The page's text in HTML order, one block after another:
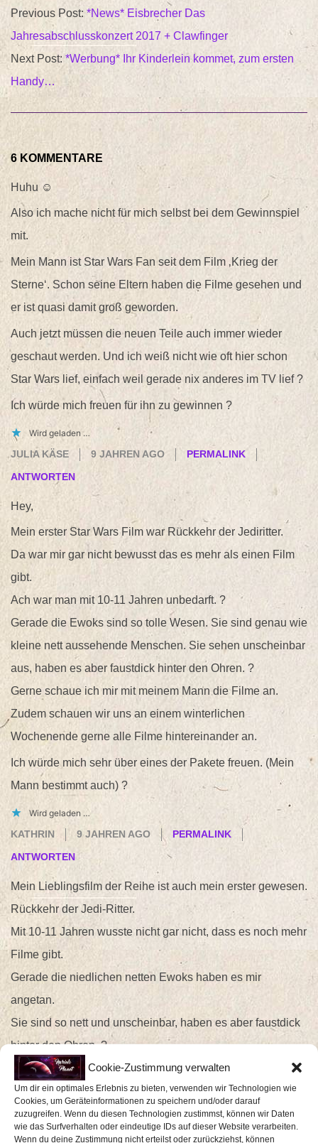
Cookie-Zustimmung verwalten
Um dir ein optimales Erlebnis zu bieten, verwenden wir Technologien wie
Cookies, um Geräteinformationen zu speichern und/oder darauf
zuzugreifen. Wenn du diesen Technologien zustimmst, können wir Daten
wie das Surfverhalten oder eindeutige IDs auf dieser Website verarbeiten.
Wenn du deine Zustimmung nicht erteilst oder zurückziehst, können
12-
01
Previous Post: *News* Eisbrecher Das
Jahresabschlusskonzert 2017 + Clawfinger
Next Post: *Werbung* Ihr Kinderlein kommet, zum ersten
Handy…
6 KOMMENTARE
Huhu ☺️
Also ich mache nicht für mich selbst bei dem Gewinnspiel
mit.
Mein Mann ist Star Wars Fan seit dem Film ‚Krieg der
Sterne‘. Schon seine Eltern haben die Filme gesehen und
er ist quasi damit groß geworden.
Auch jetzt müssen die neuen Teile auch immer wieder
geschaut werden. Und ich weiß nicht wie oft hier schon
Star Wars lief, einfach weil gerade nix anderes im TV lief ?
Ich würde mich freuen für ihn zu gewinnen ?
Wird geladen …
JULIA KÄSE
9 JAHREN AGO PERMALINK
ANTWORTEN
Hey,
Mein erster Star Wars Film war Rückkehr der Jediritter.
Da war mir gar nicht bewusst das es mehr als einen Film
gibt.
Ach war man mit 10-11 Jahren unbedarft. ?
Gerade die Ewoks sind so tolle Wesen. Sie sind genau wie
kleine nett aussehende Menschen. Sie sehen unscheinbar
aus, haben es aber faustdick hinter den Ohren. ?
Gerne schaue ich mir mit meinem Mann die Filme an.
Zudem schauen wir uns an einem winterlichen
Wochenende gerne alle Filme hintereinander an.
Ich würde mich sehr über eines der Pakete freuen. (Mein
Mann bestimmt auch) ?
Wird geladen …
KATHRIN
9 JAHREN AGO PERMALINK
ANTWORTEN
Mein Lieblingsfilm der Reihe ist auch mein erster gewesen.
Rückkehr der Jedi-Ritter.
Mit 10-11 Jahren wusste nicht gar nicht, dass es noch mehr
Filme gibt.
Gerade die niedlichen netten Ewoks haben es mir
angetan.
Sie sind so nett und unscheinbar, haben es aber faustdick
hinter den Ohren. ?
Mittlerweile ist ein winterliches Wochenende im Jahr für
einen Star Wars Marathon reserviert.
Über das Set würde ich mich sehr freuen.